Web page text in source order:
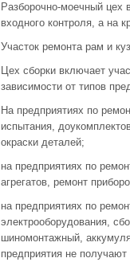
Разборочно-моечный цех
входного контроля, а на
Участок ремонта рам и
Цех сборки включает
зависимости от типов
На предприятиях по
испытания,
окраски деталей;
на предприятиях по
агрегатов, ремонт
на предприятиях по
электрооборудования,
шиномонтажный,
предприятия не